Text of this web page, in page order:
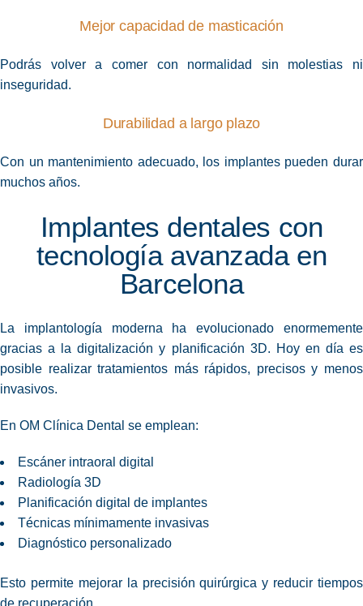
Mejor capacidad de masticación
Podrás volver a comer con normalidad sin molestias ni
inseguridad.
Durabilidad a largo plazo
Con un mantenimiento adecuado, los implantes pueden durar
muchos años.
Implantes dentales con
tecnología avanzada en
Barcelona
La implantología moderna ha evolucionado enormemente
gracias a la digitalización y planificación 3D. Hoy en día es
posible realizar tratamientos más rápidos, precisos y menos
invasivos.
En OM Clínica Dental se emplean:
Escáner intraoral digital
Radiología 3D
Planificación digital de implantes
Técnicas mínimamente invasivas
Diagnóstico personalizado
Esto permite mejorar la precisión quirúrgica y reducir tiempos